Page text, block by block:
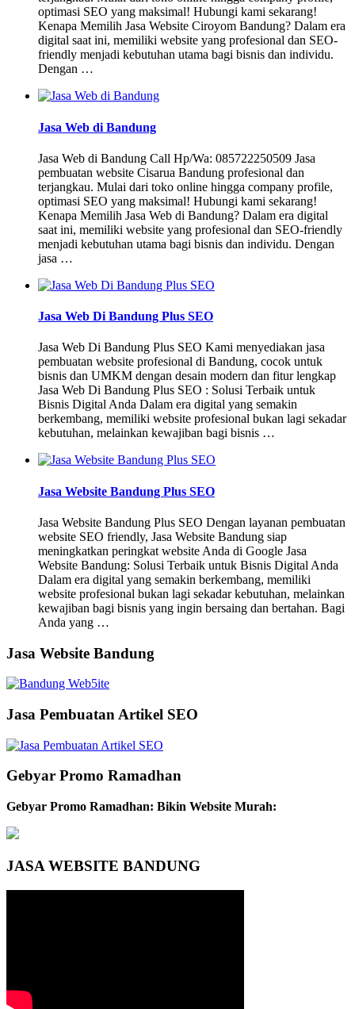
optimasi SEO yang maksimal! Hubungi kami sekarang!
Kenapa Memilih Jasa Website Ciroyom Bandung? Dalam era
digital saat ini, memiliki website yang profesional dan SEO-
friendly menjadi kebutuhan utama bagi bisnis dan individu.
Dengan …
Jasa Web di Bandung
Jasa Web di Bandung Call Hp/Wa: 085722250509 Jasa
pembuatan website Cisarua Bandung profesional dan
terjangkau. Mulai dari toko online hingga company profile,
optimasi SEO yang maksimal! Hubungi kami sekarang!
Kenapa Memilih Jasa Web di Bandung? Dalam era digital
saat ini, memiliki website yang profesional dan SEO-friendly
menjadi kebutuhan utama bagi bisnis dan individu. Dengan
jasa …
Jasa Web Di Bandung Plus SEO
Jasa Web Di Bandung Plus SEO Kami menyediakan jasa
pembuatan website profesional di Bandung, cocok untuk
bisnis dan UMKM dengan desain modern dan fitur lengkap
Jasa Web Di Bandung Plus SEO : Solusi Terbaik untuk
Bisnis Digital Anda Dalam era digital yang semakin
berkembang, memiliki website profesional bukan lagi sekadar
kebutuhan, melainkan kewajiban bagi bisnis …
Jasa Website Bandung Plus SEO
Jasa Website Bandung Plus SEO Dengan layanan pembuatan
website SEO friendly, Jasa Website Bandung siap
meningkatkan peringkat website Anda di Google Jasa
Website Bandung: Solusi Terbaik untuk Bisnis Digital Anda
Dalam era digital yang semakin berkembang, memiliki
website profesional bukan lagi sekadar kebutuhan, melainkan
kewajiban bagi bisnis yang ingin bersaing dan bertahan. Bagi
Anda yang …
Jasa Website Bandung
Jasa Pembuatan Artikel SEO
Gebyar Promo Ramadhan
Gebyar Promo Ramadhan: Bikin Website Murah:
JASA WEBSITE BANDUNG